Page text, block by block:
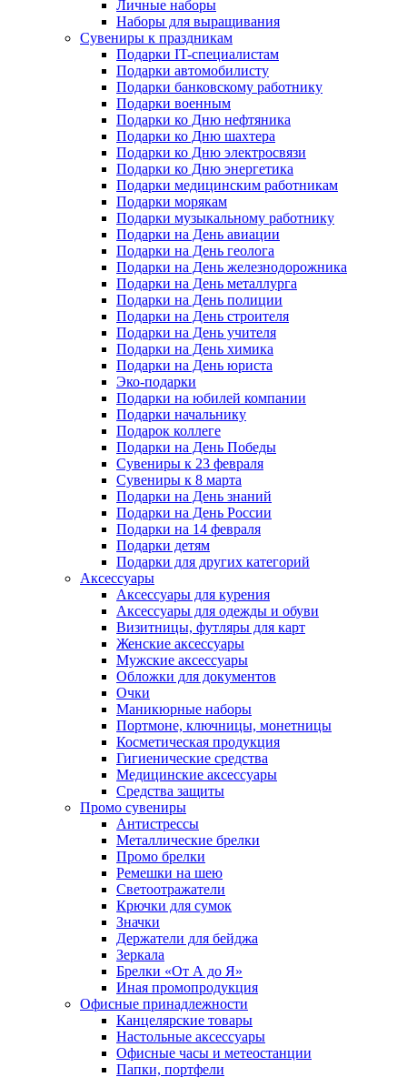
Личные наборы
Наборы для выращивания
Сувениры к праздникам
Подарки IT-специалистам
Подарки автомобилисту
Подарки банковскому работнику
Подарки военным
Подарки ко Дню нефтяника
Подарки ко Дню шахтера
Подарки ко Дню электросвязи
Подарки ко Дню энергетика
Подарки медицинским работникам
Подарки морякам
Подарки музыкальному работнику
Подарки на День авиации
Подарки на День геолога
Подарки на День железнодорожника
Подарки на День металлурга
Подарки на День полиции
Подарки на День строителя
Подарки на День учителя
Подарки на День химика
Подарки на День юриста
Эко-подарки
Подарки на юбилей компании
Подарки начальнику
Подарок коллеге
Подарки на День Победы
Сувениры к 23 февраля
Сувениры к 8 марта
Подарки на День знаний
Подарки на День России
Подарки на 14 февраля
Подарки детям
Подарки для других категорий
Аксессуары
Аксессуары для курения
Аксессуары для одежды и обуви
Визитницы, футляры для карт
Женские аксессуары
Мужские аксессуары
Обложки для документов
Очки
Маникюрные наборы
Портмоне, ключницы, монетницы
Косметическая продукция
Гигиенические средства
Медицинские аксессуары
Средства защиты
Промо сувениры
Антистрессы
Металлические брелки
Промо брелки
Ремешки на шею
Светоотражатели
Крючки для сумок
Значки
Держатели для бейджа
Зеркала
Брелки «От А до Я»
Иная промопродукция
Офисные принадлежности
Канцелярские товары
Настольные аксессуары
Офисные часы и метеостанции
Папки, портфели